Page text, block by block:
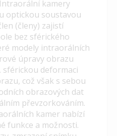
kamery
optickou soustavou
(členy) zajistí
bez sférického
modely intraorálních
úpravy obrazu
deformaci
což však s sebou
obrazových dat
převzorkováním.
kamer nabízí
funkce a možnosti.